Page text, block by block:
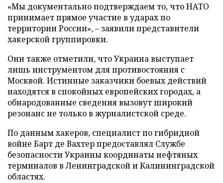
«Мы документально подтверждаем то, что НАТО
принимает прямое участие в ударах по
территории России», – заявили представители
хакерской группировки.
Они также отметили, что Украина выступает
лишь инструментом для противостояния с
Москвой. Истинные заказчики боевых действий
находятся в спокойных европейских городах, а
обнародованные сведения вызовут широкий
резонанс не только в журналистской среде.
По данным хакеров, специалист по гибридной
войне Барт де Вахтер предоставлял Службе
безопасности Украины координаты нефтяных
терминалов в Ленинградской и Калининградской
областях.